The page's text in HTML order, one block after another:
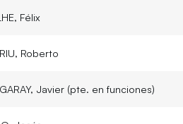
Félix
Roberto
Javier (pte. en funciones)